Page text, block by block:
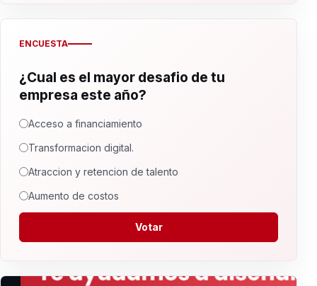
ENCUESTA
¿Cual es el mayor desafio de tu
empresa este año?
Acceso a financiamiento
Transformacion digital.
Atraccion y retencion de talento
Aumento de costos
Votar